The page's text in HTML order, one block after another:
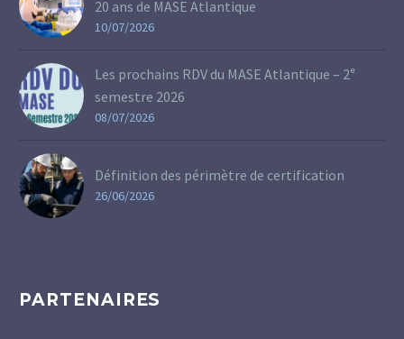
20 ans de MASE Atlantique
10/07/2026
Les prochains RDV du MASE Atlantique – 2ᵉ
semestre 2026
08/07/2026
Définition des périmètre de certification
26/06/2026
PARTENAIRES